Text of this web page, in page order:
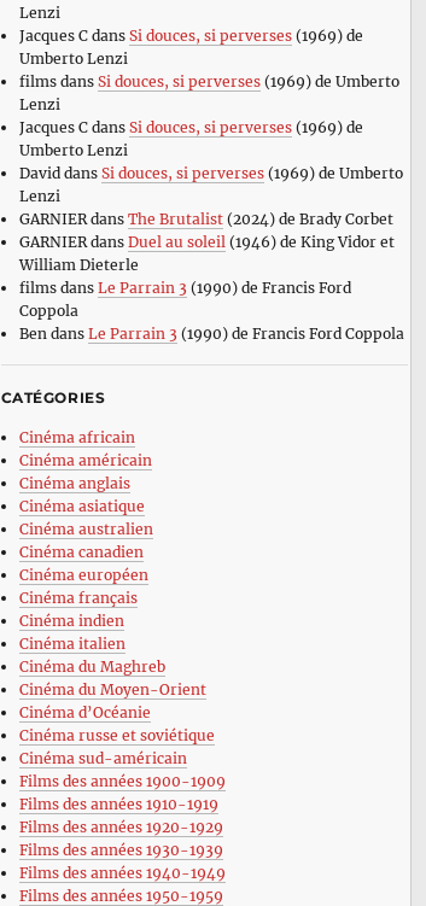
Lenzi
Jacques Cdans Si douces, si perverses(1969) de
Umberto Lenzi
filmsdans Si douces, si perverses(1969) de Umberto
Lenzi
Jacques Cdans Si douces, si perverses(1969) de
Umberto Lenzi
David dans Si douces, si perverses(1969) de Umberto
Lenzi
GARNIERdans The Brutalist(2024) de Brady Corbet
GARNIERdans Duel au soleil (1946) de King Vidor et
William Dieterle
filmsdans Le Parrain 3 (1990) de Francis Ford
Coppola
Ben dans Le Parrain 3 (1990) de Francis Ford Coppola
CATÉGORIES
Cinéma africain
Cinéma américain
Cinéma anglais
Cinéma asiatique
Cinéma australien
Cinéma canadien
Cinéma européen
Cinéma français
Cinéma indien
Cinéma italien
Cinéma du Maghreb
Cinéma du Moyen-Orient
Cinéma d’Océanie
Cinéma russe et soviétique
Cinéma sud-américain
Films des années 1900-1909
Films des années 1910-1919
Films des années 1920-1929
Films des années 1930-1939
Films des années 1940-1949
Films des années 1950-1959